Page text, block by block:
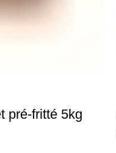
pré-fritté 5kg